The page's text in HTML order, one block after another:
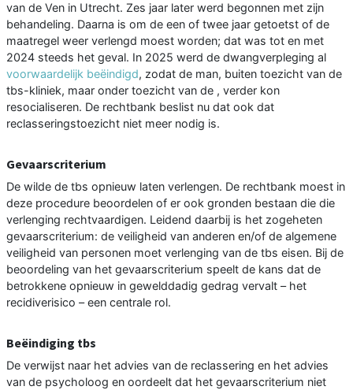
van de Ven in Utrecht. Zes jaar later werd begonnen met zijn
behandeling. Daarna is om de een of twee jaar getoetst of de
maatregel weer verlengd moest worden; dat was tot en met
2024 steeds het geval. In 2025 werd de dwangverpleging al
voorwaardelijk beëindigd, zodat de man, buiten toezicht van de
tbs-kliniek, maar onder toezicht van de , verder kon
resocialiseren. De rechtbank beslist nu dat ook dat
reclasseringstoezicht niet meer nodig is.
Gevaarscriterium
De wilde de tbs opnieuw laten verlengen. De rechtbank moest in
deze procedure beoordelen of er ook gronden bestaan die die
verlenging rechtvaardigen. Leidend daarbij is het zogeheten
gevaarscriterium: de veiligheid van anderen en/of de algemene
veiligheid van personen moet verlenging van de tbs eisen. Bij de
beoordeling van het gevaarscriterium speelt de kans dat de
betrokkene opnieuw in gewelddadig gedrag vervalt – het
recidiverisico – een centrale rol.
Beëindiging tbs
De verwijst naar het advies van de reclassering en het advies
van de psycholoog en oordeelt dat het gevaarscriterium niet